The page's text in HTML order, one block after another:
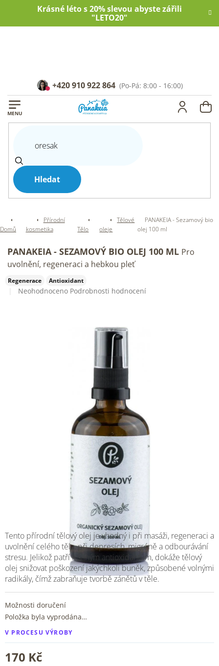
Krásné léto s 20% slevou abyste zářili
"LETO20"
Hledat
+420 910 922 864
Domů
Přírodní
kosmetika
Tělo
Tělové
oleje
PANAKEIA - Sezamový bio
olej 100 ml
PANAKEIA - SEZAMOVÝ BIO OLEJ 100 ML Pro
uvolnění, regeneraci a hebkou pleť
Regenerace Antioxidant
Průměrné
Neohodnoceno Podrobnosti hodnocení
170 Kč
V PROCESU VÝROBY
Možnosti doručení
Položka byla vyprodána…
Tento přírodní tělový olej je vhodný i při masáži, regeneraci a
uvolnění celého těla, při depresích, migréně a odbourávání
stresu. Jelikož patří k silným antioxidantům, dokáže tělový
olej snižovat poškození jakýchkoli buněk, způsobené volnými
radikály, čímž zabraňuje tvorbě zánětů v těle.